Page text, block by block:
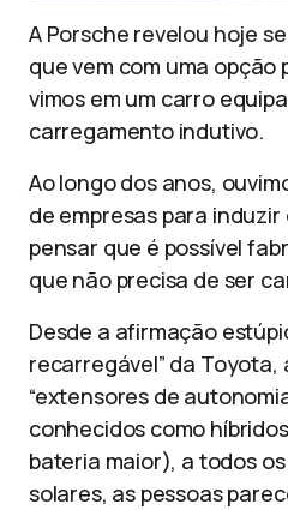
A Porsche revelou hoje
que vem com uma
vimos em um carro
carregamento indutivo.
Ao longo dos anos,
de empresas para
pensar que é possível
que não precisa de ser
Desde a afirmação
recarregável” da Toyota,
“extensores de
conhecidos como
bateria maior), a todos
solares, as pessoas